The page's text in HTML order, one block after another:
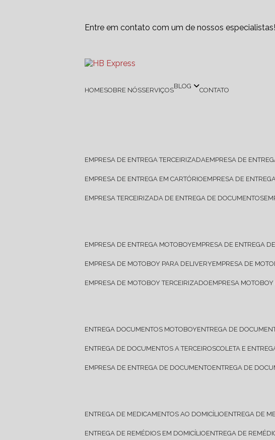
Entre em contato com um de nossos especialistas!
HOME SOBRE NÓS SERVIÇOS BLOG CONTATO
EMPRESA DE ENTREGA TERCEIRIZADA EMPRESA DE
EMPRESA DE ENTREGA EM CARTÓRIO EMPRESA DE
EMPRESA TERCEIRIZADA DE ENTREGA DE DOCUMENTOS
EMPRESA DE ENTREGA MOTOBOY EMPRESA DE ENTREGA
EMPRESA DE MOTOBOY PARA DELIVERY EMPRESA DE
EMPRESA DE MOTOBOY TERCEIRIZADO EMPRESA
ENTREGA DOCUMENTOS MOTOBOY ENTREGA DE
ENTREGA DE DOCUMENTOS A TERCEIROS COLETA E
EMPRESA DE ENTREGA DE DOCUMENTO ENTREGA DE
ENTREGA DE MEDICAMENTOS AO DOMICÍLIO ENTREGA DE
ENTREGA DE REMÉDIOS EM DOMICÍLIO ENTREGA DE